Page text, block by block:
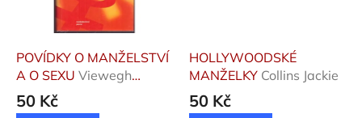
y
n
POVÍDKY O MANŽELSTVÍ
A O SEXU Viewegh
Michal
50 Kč
HOLLYWOODSKÉ
MANŽELKY Collins Jackie
50 Kč